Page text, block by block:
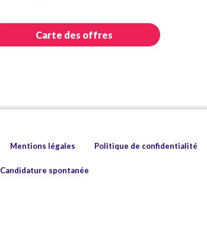
Carte des offres
Mentions légales Politique de confidentialité
Candidature spontanée